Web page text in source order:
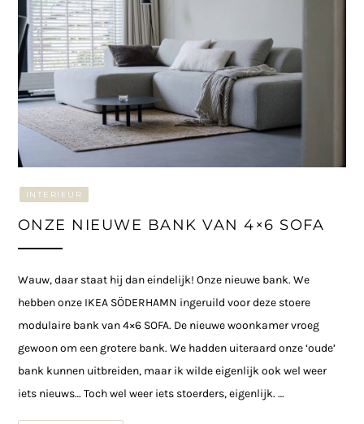
INTERIEUR
ONZE NIEUWE BANK VAN 4×6 SOFA
Wauw, daar staat hij dan eindelijk! Onze nieuwe bank. We
hebben onze IKEA SÖDERHAMN ingeruild voor deze stoere
modulaire bank van 4×6 SOFA. De nieuwe woonkamer vroeg
gewoon om een grotere bank. We hadden uiteraard onze ‘oude’
bank kunnen uitbreiden, maar ik wilde eigenlijk ook wel weer
iets nieuws… Toch wel weer iets stoerders, eigenlijk. …